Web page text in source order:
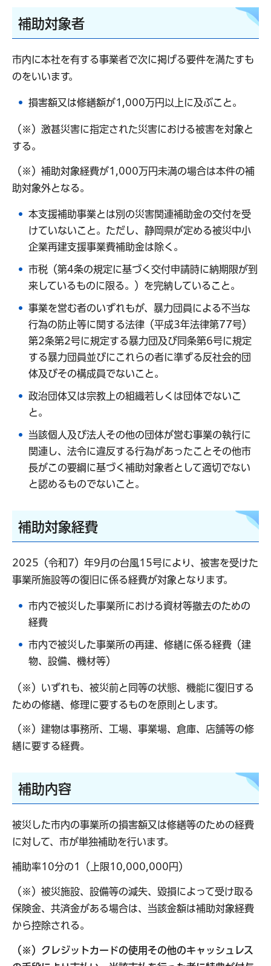
補助対象者
市内に本社を有する事業者で次に掲げる要件を満たすも
のをいいます。
損害額又は修繕額が1,000万円以上に及ぶこと。
（※）激甚災害に指定された災害における被害を対象と
する。
（※）補助対象経費が1,000万円未満の場合は本件の補
助対象外となる。
本支援補助事業とは別の災害関連補助金の交付を受
けていないこと。ただし、静岡県が定める被災中小
企業再建支援事業費補助金は除く。
市税（第4条の規定に基づく交付申請時に納期限が到
来しているものに限る。）を完納していること。
事業を営む者のいずれもが、暴力団員による不当な
行為の防止等に関する法律（平成3年法律第77号）
第2条第2号に規定する暴力団及び同条第6号に規定
する暴力団員並びにこれらの者に準ずる反社会的団
体及びその構成員でないこと。
政治団体又は宗教上の組織若しくは団体でないこ
と。
当該個人及び法人その他の団体が営む事業の執行に
関連し、法令に違反する行為があったことその他市
長がこの要綱に基づく補助対象者として適切でない
と認めるものでないこと。
補助対象経費
2025（令和7）年9月の台風15号により、被害を受けた
事業所施設等の復旧に係る経費が対象となります。
市内で被災した事業所における資材等撤去のための
経費
市内で被災した事業所の再建、修繕に係る経費（建
物、設備、機材等）
（※）いずれも、被災前と同等の状態、機能に復旧する
ための修繕、修理に要するものを原則とします。
（※）建物は事務所、工場、事業場、倉庫、店舗等の修
繕に要する経費。
補助内容
被災した市内の事業所の損害額又は修繕等のための経費
に対して、市が単独補助を行います。
補助率10分の1（上限10,000,000円）
（※）被災施設、設備等の減失、毀損によって受け取る
保険金、共済金がある場合は、当該金額は補助対象経費
から控除される。
（※）クレジットカードの使用その他のキャッシュレス